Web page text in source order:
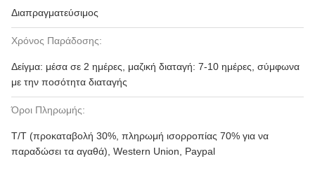
Διαπραγματεύσιμος
Χρόνος Παράδοσης:
Δείγμα: μέσα σε 2 ημέρες, μαζική διαταγή: 7-10 ημέρες, σύμφωνα
με την ποσότητα διαταγής
Όροι Πληρωμής:
T/T (προκαταβολή 30%, πληρωμή ισορροπίας 70% για να
παραδώσει τα αγαθά), Western Union, Paypal